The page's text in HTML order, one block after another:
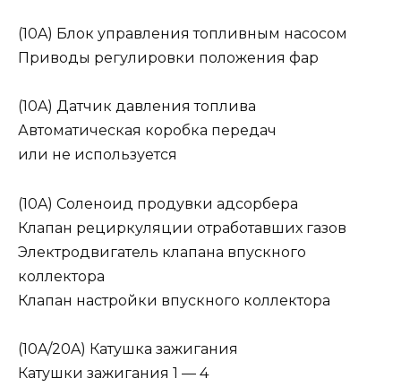
(10A) Блок управления топливным насосом
Приводы регулировки положения фар
(10A) Датчик давления топлива
Автоматическая коробка передач
или не используется
(10A) Соленоид продувки адсорбера
Клапан рециркуляции отработавших газов
Электродвигатель клапана впускного
коллектора
Клапан настройки впускного коллектора
(10A/20A) Катушка зажигания
Катушки зажигания 1 — 4